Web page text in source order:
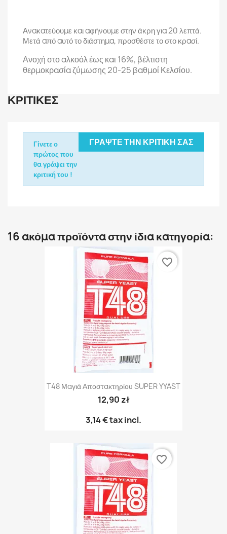
Ανακατεύουμε και αφήνουμε στην άκρη για 20 λεπτά.
Μετά από αυτό το διάστημα, προσθέστε το στο κρασί.
Ανοχή στο αλκοόλ έως και 16%, βέλτιστη
θερμοκρασία ζύμωσης 20-25 βαθμοί Κελσίου.
ΚΡΙΤΙΚΈΣ
ΓΡΆΨΤΕ ΤΗΝ ΚΡΙΤΙΚΉ ΣΑΣ
Γίνετε ο
πρώτος που
θα γράψει την
κριτική του !
16 ακόμα προϊόντα στην ίδια κατηγορία:
T48 Μαγιά Αποστακτηρίου SUPER YYAST
12,90 zł
3,14 €tax incl.
favorite_border
favorite_border